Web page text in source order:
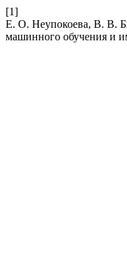
[1]
Е. О. Неупокоева, В. В.
машинного обучения и